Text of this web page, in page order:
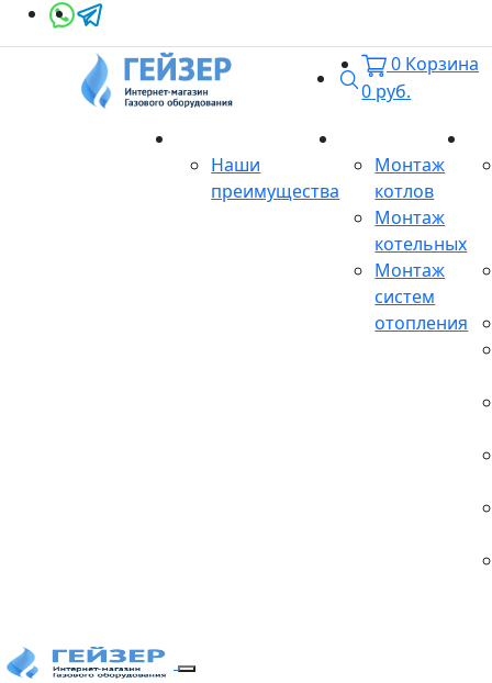
Поиск
0 Корзина
0 руб.
Наши
преимущества
Монтаж
котлов
Монтаж
котельных
Монтаж
систем
отопления